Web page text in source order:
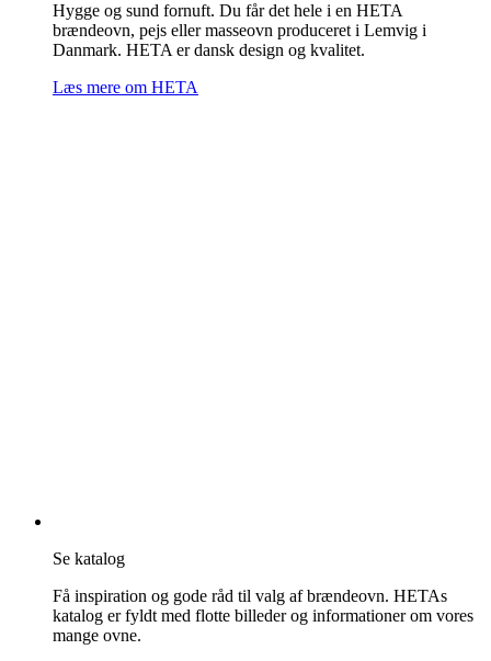
Hygge og sund fornuft. Du får det hele i en HETA
brændeovn, pejs eller masseovn produceret i Lemvig i
Danmark. HETA er dansk design og kvalitet.
Læs mere om HETA
Se katalog
Få inspiration og gode råd til valg af brændeovn. HETAs
katalog er fyldt med flotte billeder og informationer om vores
mange ovne.